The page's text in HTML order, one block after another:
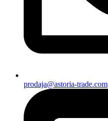
prodaja@astoria-trade.com